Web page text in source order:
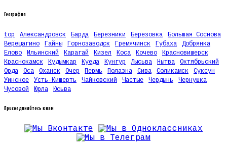
География
top Александровск Барда Березники Березовка
Большая Соснова
Верещагино
Гайны Горнозаводск Гремячинск Губаха
Добрянка
Елово
Ильинский Карагай Кизел Коса Кочево
Красновишерск
Краснокамск
Кудымкар Куеда Кунгур Лысьва Нытва
Октябрьский
Орда
Оса Оханск Очер Пермь Полазна Сива Соликамск
Суксун
Уинское
Усть-Кишерть Чайковский Частые Чердынь
Чернушка
Чусовой
Юрла Юсьва
Присоединяйтесь к нам